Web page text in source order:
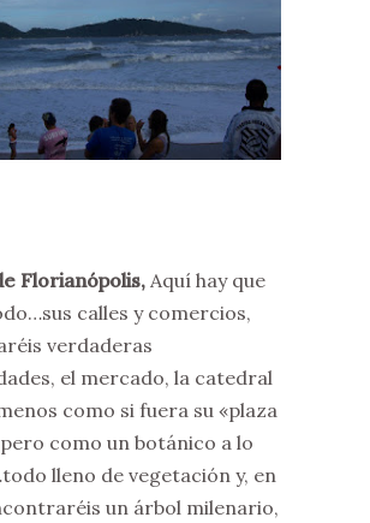
Florianópolis, Aquí hay que
calles y comercios,
verdaderas
el mercado, la catedral
como si fuera su «plaza
como un botánico a lo
lleno de vegetación y, en
un árbol milenario,